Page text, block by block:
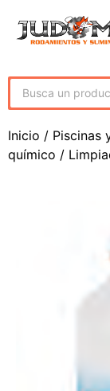
Inicio / Piscinas
químico /